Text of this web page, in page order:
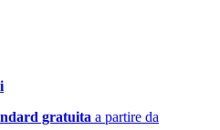
gratuita a partire da